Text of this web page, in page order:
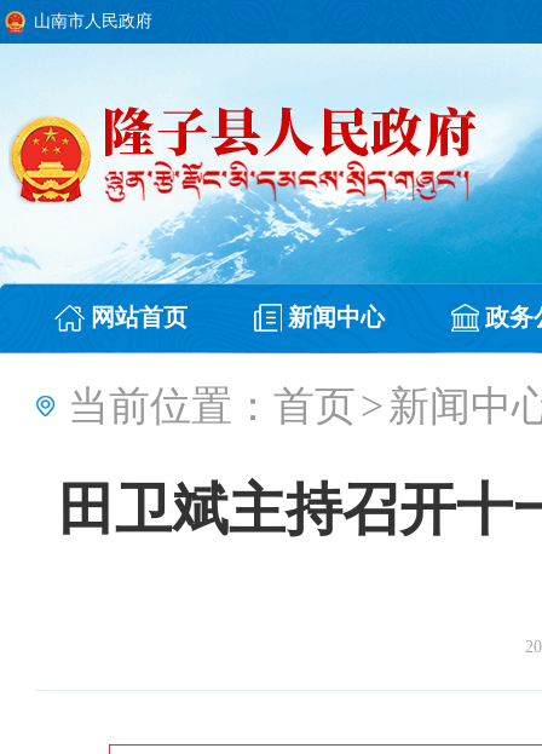
山南市人民政府
网站首页 新闻中心 政务
当前位置： 首页>新闻中
田卫斌主持召开十